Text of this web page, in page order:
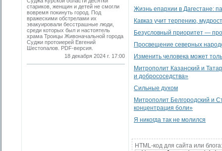
стариков, женщин и детей не смогли
вовремя покинуть город. Под
вражескими обстрелами их
эвакуировали бесстрашные люди,
среди которых был и настоятель
храма ­Троицы Живоначальной города
Суджи протоиерей ­Евгений
Шестопалов. PDF-версия.
18 декабря 2024 г. 17:00
Жизнь епархии в Дагестане:
Кавказ учит терпению,
Безусловный приоритет —
Просвещение северных
Изменить человека может
Митрополит Казанский и
и добрососедства»
Сильные духом
Митрополит Белгородский и
концентрация боли»
Я никогда так не молился
HTML-код для сайта или блога: